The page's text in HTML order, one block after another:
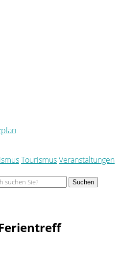
TourismusVeranstaltungen
Suchen